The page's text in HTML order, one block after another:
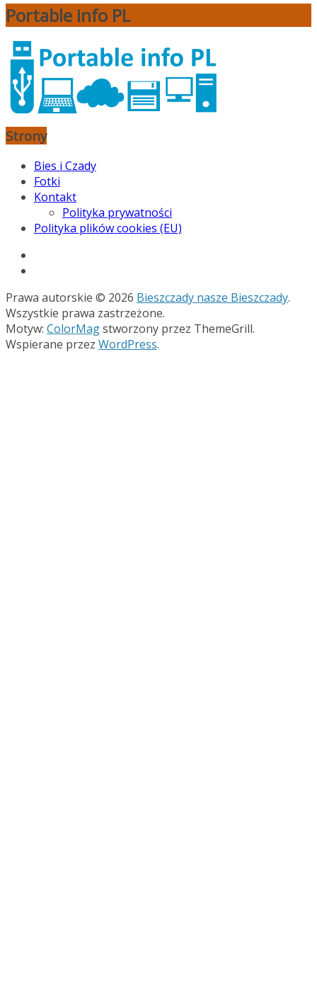
Portable info PL
Strony
Bies i Czady
Fotki
Kontakt
Polityka prywatności
Polityka plików cookies (EU)
Prawa autorskie © 2026 Bieszczady nasze Bieszczady.
Wszystkie prawa zastrzeżone.
Motyw: ColorMagstworzony przez ThemeGrill.
Wspierane przez WordPress.